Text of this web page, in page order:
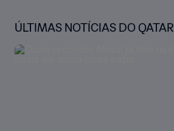
ÚLTIMAS NOTÍCIAS DO QATAR